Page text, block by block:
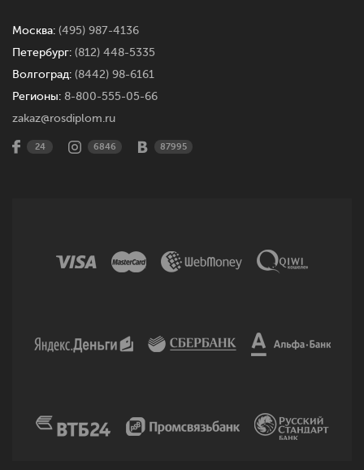
Москва: (495) 987-4136
Петербург: (812) 448-5335
Волгоград: (8442) 98-6161
Регионы: 8-800-555-05-66
zakaz@rosdiplom.ru
24 6846 87995